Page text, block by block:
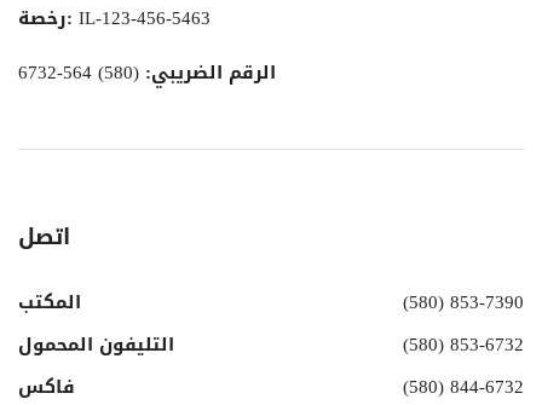
رخصة: IL-123-456-5463
الرقم الضريبي: (580) 564-6732
اتصل
المكتب
(580) 853-7390
التليفون المحمول
(580) 853-6732
فاكس
(580) 844-6732